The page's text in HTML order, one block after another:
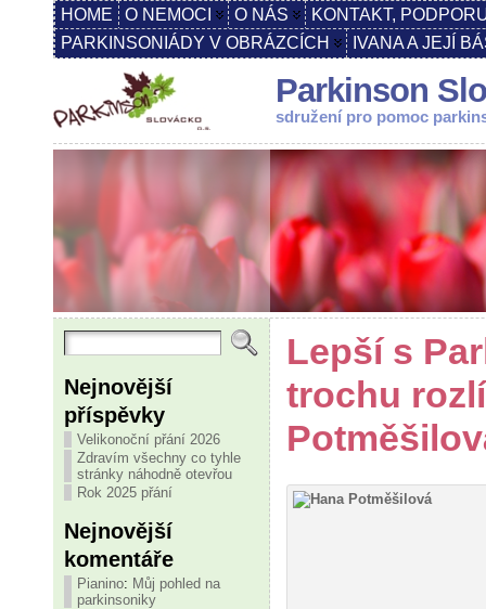
HOME O NEMOCI O NÁS
KONTAKT,
PARKINSONIÁDY V OBRÁZCÍCH
IVANA A JEJÍ
Parkinson
sdružení pro pomoc
Nejnovější
příspěvky
Velikonoční přání 2026
Zdravím všechny co tyhle
stránky náhodně otevřou
Rok 2025 přání
Nejnovější
komentáře
Pianino: Můj pohled na
parkinsoniky
Lepší s
trochu